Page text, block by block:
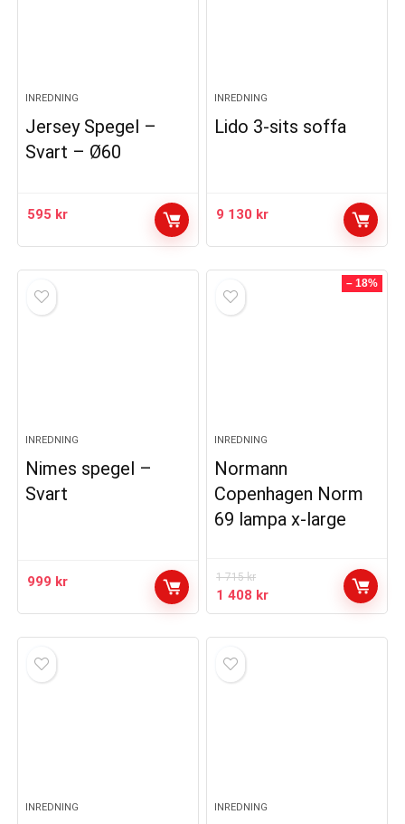
INREDNING
Jersey Spegel –
Svart – Ø60
595 kr
INREDNING
Lido 3-sits soffa
9 130 kr
INREDNING
Nimes spegel –
Svart
999 kr
– 18%
INREDNING
Normann
Copenhagen Norm
69 lampa x-large
1 715kr
Det
ursprungliga
1
715 kr.
1 408 krDet
nuvarande
INREDNING INREDNING